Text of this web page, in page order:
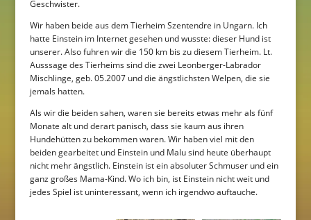
Geschwister.
Wir haben beide aus dem Tierheim Szentendre in Ungarn. Ich
hatte Einstein im Internet gesehen und wusste: dieser Hund ist
unserer. Also fuhren wir die 150 km bis zu diesem Tierheim. Lt.
Ausssage des Tierheims sind die zwei Leonberger-Labrador
Mischlinge, geb. 05.2007 und die ängstlichsten Welpen, die sie
jemals hatten.
Als wir die beiden sahen, waren sie bereits etwas mehr als fünf
Monate alt und derart panisch, dass sie kaum aus ihren
Hundehütten zu bekommen waren. Wir haben viel mit den
beiden gearbeitet und Einstein und Malu sind heute überhaupt
nicht mehr ängstlich. Einstein ist ein absoluter Schmuser und ein
ganz großes Mama-Kind. Wo ich bin, ist Einstein nicht weit und
jedes Spiel ist uninteressant, wenn ich irgendwo auftauche.